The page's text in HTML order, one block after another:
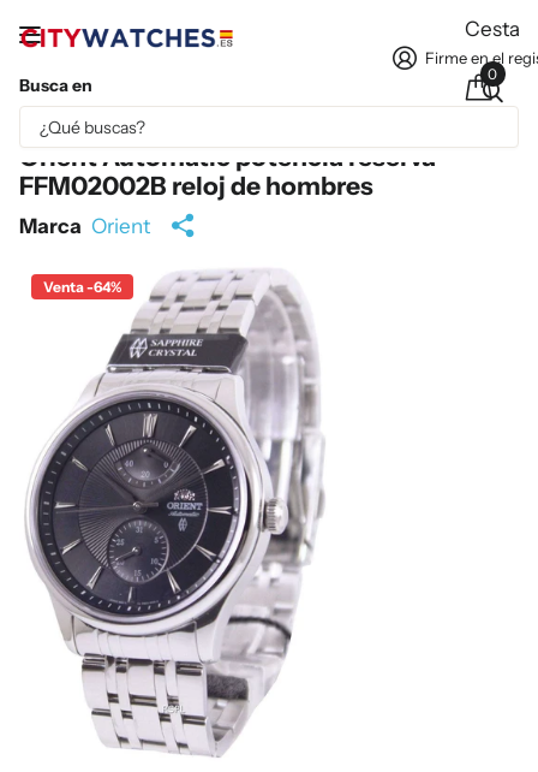
Busca en
Firme en el
Cesta
0
Parte del contenido se ha traducido automáticamente.
Orient Automatic potencia reserva
FFM02002B reloj de hombres
Marca Orient
Venta -64%